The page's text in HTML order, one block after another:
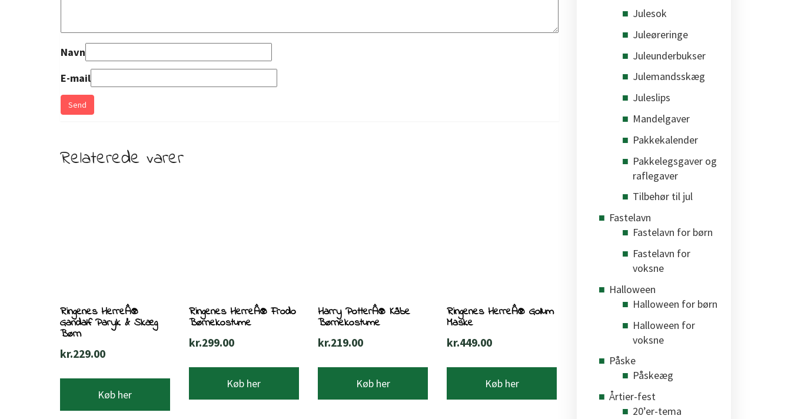
Navn
E-mail
Relaterede varer
Ringenes HerreÂ®
Gandalf Paryk & Skæg
Børn
kr.229.00
Køb her
Ringenes HerreÂ® Frodo
Børnekostume
kr.299.00
Køb her
Harry PotterÂ® Kåbe
Børnekostume
kr.219.00
Køb her
Ringenes HerreÂ® Gollum
Maske
kr.449.00
Køb her
Julesok
Juleøreringe
Juleunderbukser
Julemandsskæg
Juleslips
Mandelgaver
Pakkekalender
Pakkelegsgaver og
raflegaver
Tilbehør til jul
Fastelavn
Fastelavn for børn
Fastelavn for
voksne
Halloween
Halloween for børn
Halloween for
voksne
Påske
Påskeæg
Årtier-fest
20’er-tema